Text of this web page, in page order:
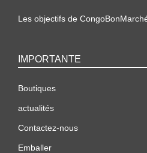
Les objectifs de
IMPORTANTE
Boutiques
actualités
Contactez-nous
Emballer